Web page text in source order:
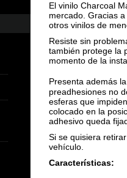
El vinilo Charcoal
mercado. Gracias
otros vinilos de
Resiste sin
también protege la
momento de la
Presenta además
preadhesiones no
esferas que
colocado en la
adhesivo queda
Si se quisiera
vehículo.
Características: